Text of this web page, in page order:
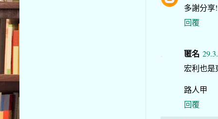
多謝分享!
回覆
匿名
宏利也是
路人甲
回覆